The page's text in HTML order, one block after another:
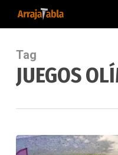
content
Tag
JUEGOS